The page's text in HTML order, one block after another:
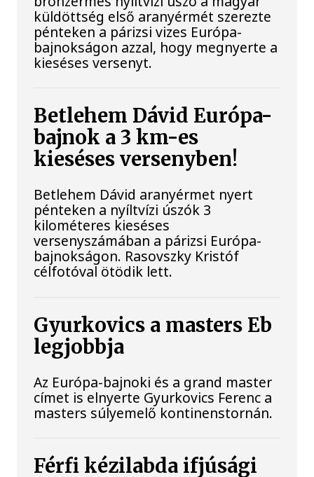
küldöttség első aranyérmét szerezte
pénteken a párizsi vizes Európa-
bajnokságon azzal, hogy megnyerte a
kieséses versenyt.
Betlehem Dávid Európa-
bajnok a 3 km-es
kieséses versenyben!
Betlehem Dávid aranyérmet nyert
pénteken a nyíltvízi úszók 3
kilométeres kieséses
versenyszámában a párizsi Európa-
bajnokságon. Rasovszky Kristóf
célfotóval ötödik lett.
Gyurkovics a masters Eb
legjobbja
Az Európa-bajnoki és a grand master
címet is elnyerte Gyurkovics Ferenc a
masters súlyemelő kontinenstornán.
Férfi kézilabda ifjúsági